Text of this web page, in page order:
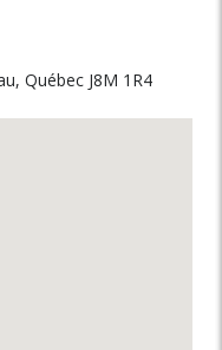
Québec J8M 1R4